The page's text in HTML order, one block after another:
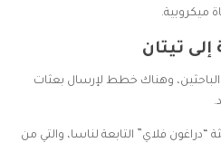
ميكروبية.
تيتان
وهناك خطط لإرسال بعثات
“دراغون فلاي” التابعة لناسا، والتي من